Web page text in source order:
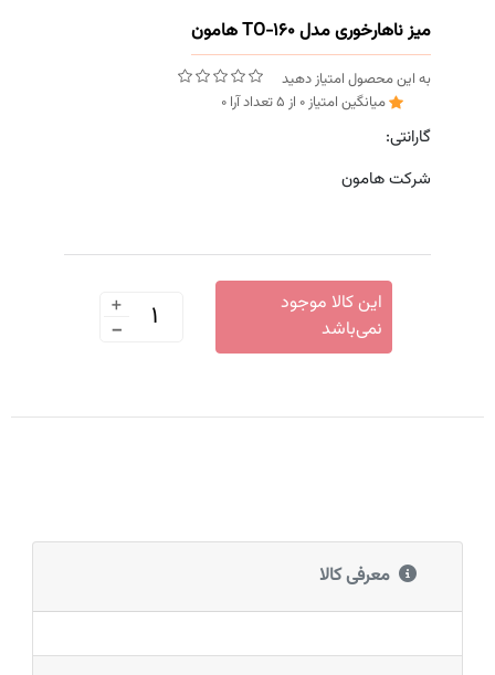
میز ناهارخوری مدل TO-160 هامون
به این محصول امتیاز دهید
میانگین امتیاز0 از 5تعداد آرا 0
گارانتی:
شرکت هامون
+
-
این کالا موجود
نمی‌باشد
معرفی کالا